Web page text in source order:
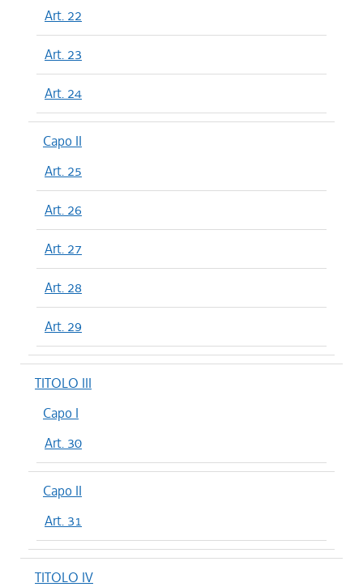
Art. 22
Art. 23
Art. 24
Capo II
Art. 25
Art. 26
Art. 27
Art. 28
Art. 29
TITOLO III
Capo I
Art. 30
Capo II
Art. 31
TITOLO IV